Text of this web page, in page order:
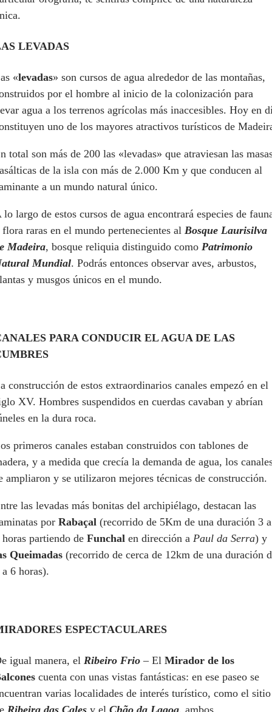
LEVADAS
«levadas» son cursos de agua alrededor de las montañas,
por el hombre al inicio de la colonización para
agua a los terrenos agrícolas más inaccesibles. Hoy en
uno de los mayores atractivos turísticos de
total son más de 200 las «levadas» que atraviesan las
de la isla con más de 2.000 Km y que conducen al
a un mundo natural único.
lo largo de estos cursos de agua encontrará especies de
raras en el mundo pertenecientes al Bosque Laurisilva
Madeira, bosque reliquia distinguido como Patrimonio
Mundial. Podrás entonces observar aves, arbustos,
y musgos únicos en el mundo.
PARA CONDUCIR EL AGUA DE LAS
construcción de estos extraordinarios canales empezó en el
XV. Hombres suspendidos en cuerdas cavaban y abrían
en la dura roca.
primeros canales estaban construidos con tablones de
y a medida que crecía la demanda de agua, los
ampliaron y se utilizaron mejores técnicas de construcción.
las levadas más bonitas del archipiélago, destacan las
por Rabaçal (recorrido de 5Km de una duración 3 a
horas partiendo de Funchal en dirección a Paul da Serra) y
Queimadas (recorrido de cerca de 12km de una duración
a 6 horas).
ESPECTACULARES
igual manera, el Ribeiro Frio – El Mirador de los
cuenta con unas vistas fantásticas: en ese paseo se
varias localidades de interés turístico, como el sitio
Ribeira das Cales y el Chão da Lagoa, ambos